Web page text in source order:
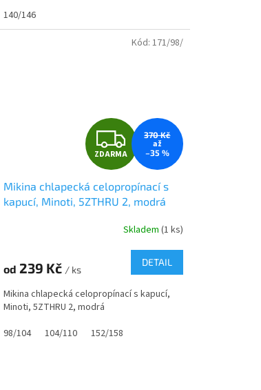
hvězdiček.
140/146
Z
D
A
R
M
A
ZDARMA
370 Kč
až
–35 %
Mikina chlapecká celopropínací s
kapucí, Minoti, 5ZTHRU 2, modrá
Skladem (1 ks)
od 239 Kč / ks
DETAIL
Mikina chlapecká celopropínací s kapucí,
Minoti, 5ZTHRU 2, modrá
98/104
104/110 152/158
Kód: 171/98/